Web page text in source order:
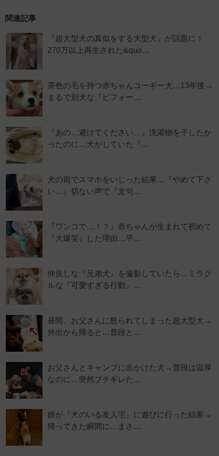
関連記事
『超大型犬の真似をする大型犬』が話題に！
270万以上再生された&quo…
茶色の毛を持つ赤ちゃんコーギー犬…13年後→
まるで別犬な『ビフォー…
『あの…避けてください…』洗濯物を干したか
ったのに…犬がしていた『…
犬の前でスマホをいじった結果…『やめて下さ
い…』切ない声で『文句…
『ワンコで…！？』赤ちゃんが生まれて初めて
『大爆笑』した理由…平…
仲良しな『兄弟犬』を撮影していたら…ミラク
ルな『可愛すぎる行動』…
昼間、お父さんに怒られてしまった超大型犬→
外出から帰ると…普段と…
お父さんとキャンプに出かけた犬→普段は温厚
なのに…突然ブチギレた…
娘が『犬のいる友人宅』に遊びに行った結果→
帰ってきた瞬間に…まさ…